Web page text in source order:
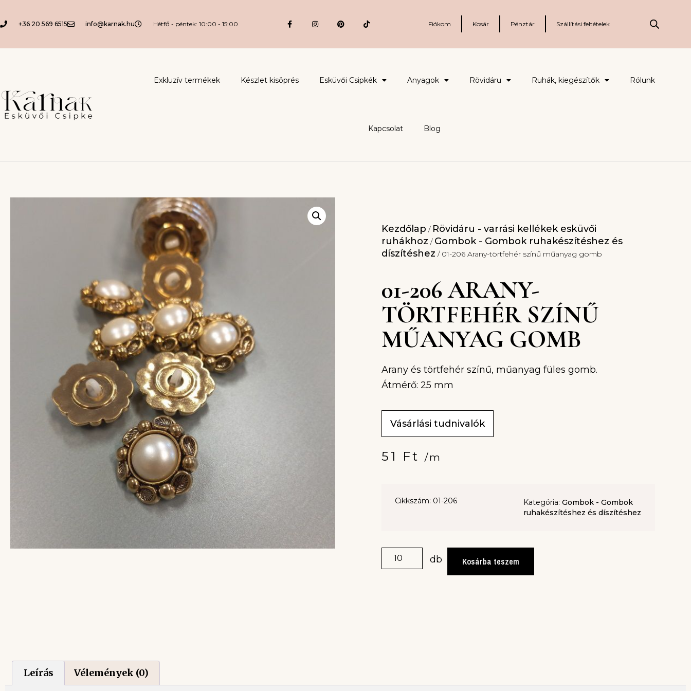
+36 20 569 6515 info@karnak.hu Hétfő - péntek: 10:00 - 15:00 Fiókom Kosár Pénztár Szállítási feltételek
Exkluzív termékek Készlet kisöprés Esküvői Csipkék Anyagok Rövidáru Ruhák, kiegészítők Rólunk
Kapcsolat Blog
Kezdőlap / Rövidáru - varrási kellékek esküvői
ruhákhoz / Gombok - Gombok ruhakészítéshez és
díszítéshez / 01-206 Arany-törtfehér színű műanyag gomb
01-206 ARANY-
TÖRTFEHÉR SZÍNŰ
MŰANYAG GOMB
Arany és törtfehér színű, műanyag füles gomb.
Átmérő: 25 mm
Vásárlási tudnivalók
51 Ft /m
Cikkszám: 01-206 Kategória: Gombok - Gombok
ruhakészítéshez és díszítéshez
db Kosárba teszem
Leírás Vélemények (0)